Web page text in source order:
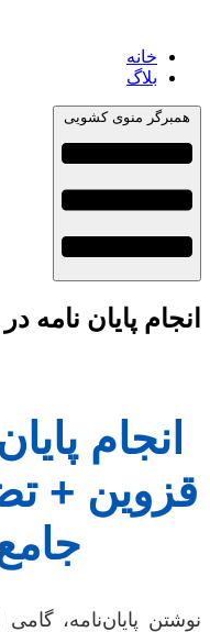
خانه
بلاگ
همبرگر منوی کشویی
انجام پایان نامه
انجام
قزوین +
نوشتن پایان‌نامه،